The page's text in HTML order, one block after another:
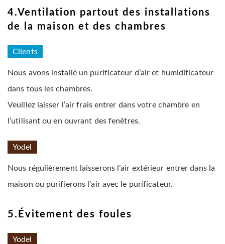
4.Ventilation partout des installations
de la maison et des chambres
Clients
Nous avons installé un purificateur d’air et humidificateur
dans tous les chambres.
Veuillez laisser l’air frais entrer dans votre chambre en
l’utilisant ou en ouvrant des fenêtres.
Yodel
Nous régulièrement laisserons l’air extérieur entrer dans la
maison ou purifierons l’air avec le purificateur.
5.Évitement des foules
Yodel